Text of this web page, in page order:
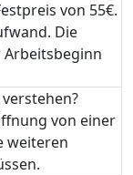
von 55€.
Die
von einer
weiteren